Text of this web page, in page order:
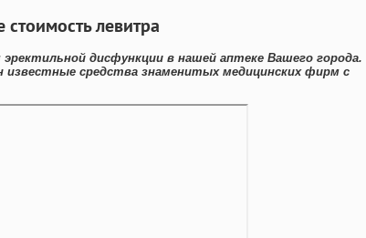
левитра
дисфункции в нашей аптеке Вашего города.
средства знаменитых медицинских фирм с